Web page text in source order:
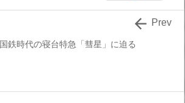
国鉄時代の寝台特急「彗星」に迫る
 Prev